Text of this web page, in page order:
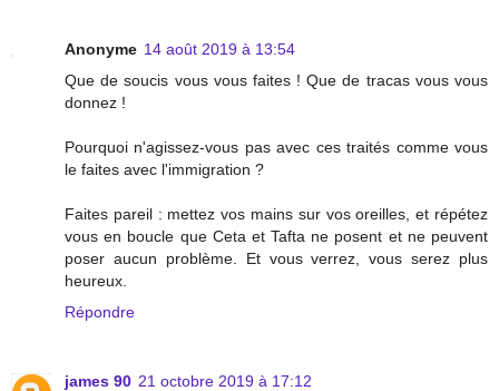
Anonyme 14 août 2019 à 13:54
Que de soucis vous vous faites ! Que de tracas vous vous
donnez !
Pourquoi n'agissez-vous pas avec ces traités comme vous
le faites avec l'immigration ?
Faites pareil : mettez vos mains sur vos oreilles, et répétez
vous en boucle que Ceta et Tafta ne posent et ne peuvent
poser aucun problème. Et vous verrez, vous serez plus
heureux.
Répondre
james 90 21 octobre 2019 à 17:12